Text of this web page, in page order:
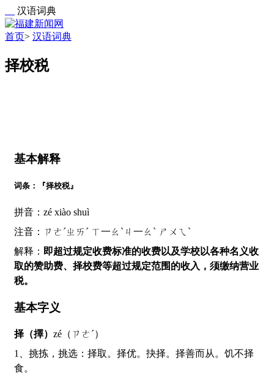
汉语词典
首页> 汉语词典
择校税
基本解释
词条：『择校税』
拼音：zé xiào shuì
注音：ㄗㄜˊㄓㄞˊ ㄒ一ㄠˋㄐ一ㄠˋ ㄕㄨㄟˋ
解释： 即超过规定收费标准的收费以及学校以各种名义收
取的赞助费、择校费等超过规定范围的收入，须缴纳营业
税。
基本字义
择（擇） zé（ㄗㄜˊ）
1、挑拣，挑选：择取。择优。抉择。择善而从。饥不择
食。